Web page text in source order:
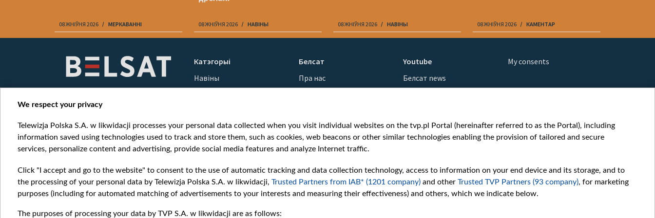
08 ЖНІЎНЯ 2026 МЕРКАВАННI 08 ЖНІЎНЯ 2026 НАВІНЫ 08 ЖНІЎНЯ 2026 НАВІНЫ 08 ЖНІЎНЯ 2026 КАМЕНТАР
Катэгорыі
Навіны
Вайна
Белсат
Пра нас
Кантакты
Як нас глядзець
Узнагароды
Міжнародная супраца
Ціск з боку ўладаў
Беларусі
Як нас падтрымаць
Youtube
Белсат news
Белсат Shorts
Belsat English
Biełsat PL
Белсат History
Белсат Music
Белсат Doc
My consents
We respect your privacy
Telewizja Polska S.A. w likwidacji processes your personal data collected when you visit individual websites on the tvp.pl Portal (hereinafter referred to as the Portal), including
information saved using technologies used to track and store them, such as cookies, web beacons or other similar technologies enabling the provision of tailored and secure
services, personalize content and advertising, provide social media features and analyze Internet traffic.
Click "I accept and go to the website" to consent to the use of automatic tracking and data collection technology, access to information on your end device and its storage, and to
the processing of your personal data by Telewizja Polska S.A. w likwidacji, Trusted Partners from IAB* (1201 company) and other Trusted TVP Partners (93 company), for marketing
purposes (including for automated matching of advertisements to your interests and measuring their effectiveness) and others, which we indicate below.
The purposes of processing your data by TVP S.A. w likwidacji are as follows: